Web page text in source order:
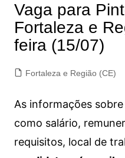
Vaga para
Fortaleza e
feira (15/07)
Fortaleza e Região (CE)
As informações
como salário,
requisitos, local de